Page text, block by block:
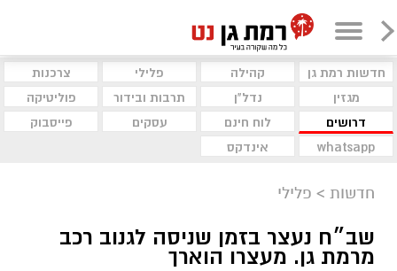
חדשות רמת גן קהילה פלילי
צרכנות
מגזין
נדל"ן תרבות ובידור
פוליטיקה
דרושים
לוח חינם עסקים
פייסבוק
whatsapp
אינדקס
חדשות > פלילי
שב״ח נעצר בזמן שניסה לגנוב רכב
מרמת גן. מעצרו הוארך